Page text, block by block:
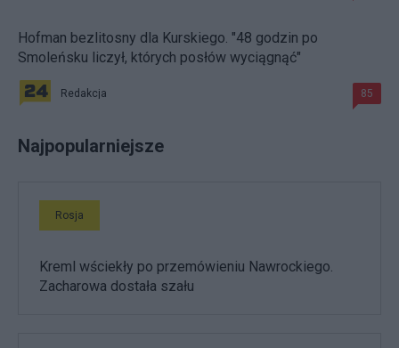
Hofman bezlitosny dla Kurskiego. "48 godzin po
Smoleńsku liczył, których posłów wyciągnąć"
Redakcja 85
Najpopularniejsze
Rosja
Kreml wściekły po przemówieniu Nawrockiego.
Zacharowa dostała szału